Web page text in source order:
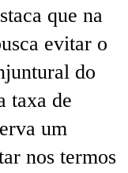
que na
evitar o
do
taxa de
um
nos termos